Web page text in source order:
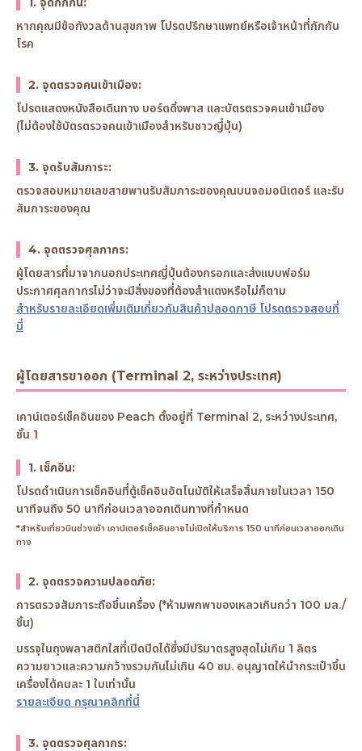
หากคุณมีข้อกังวลด้านสุขภาพ โปรดปรึกษาแพทย์หรือเจ้าหน้าที่กักกัน
โรค
2. จุดตรวจคนเข้าเมือง:
โปรดแสดงหนังสือเดินทาง บอร์ดดิ้งพาส และบัตรตรวจคนเข้าเมือง
(ไม่ต้องใช้บัตรตรวจคนเข้าเมืองสำหรับชาวญี่ปุ่น)
3. จุดรับสัมภาระ:
ตรวจสอบหมายเลขสายพานรับสัมภาระของคุณบนจอมอนิเตอร์ และรับ
สัมภาระของคุณ
4. จุดตรวจศุลกากร:
ผู้โดยสารที่มาจากนอกประเทศญี่ปุ่นต้องกรอกและส่งแบบฟอร์ม
ประกาศศุลกากรไม่ว่าจะมีสิ่งของที่ต้องสำแดงหรือไม่ก็ตาม
สำหรับรายละเอียดเพิ่มเติมเกี่ยวกับสินค้าปลอดภาษี โปรดตรวจสอบที่
นี่
ผู้โดยสารขาออก (Terminal 2, ระหว่างประเทศ)
เคาน์เตอร์เช็คอินของ Peach ตั้งอยู่ที่ Terminal 2, ระหว่างประเทศ,
ชั้น 1
1. เช็คอิน:
โปรดดำเนินการเช็คอินที่ตู้เช็คอินอัตโนมัติให้เสร็จสิ้นภายในเวลา 150
นาทีจนถึง 50 นาทีก่อนเวลาออกเดินทางที่กำหนด
*สำหรับเที่ยวบินช่วงเช้า เคาน์เตอร์เช็คอินอาจไม่เปิดให้บริการ 150 นาทีก่อนเวลาออกเดิน
ทาง
2. จุดตรวจความปลอดภัย:
การตรวจสัมภาระถือขึ้นเครื่อง (*ห้ามพกพาของเหลวเกินกว่า 100 มล./
ชิ้น)
บรรจุในถุงพลาสติกใสที่เปิดปิดได้ซึ่งมีปริมาตรสูงสุดไม่เกิน 1 ลิตร
ความยาวและความกว้างรวมกันไม่เกิน 40 ซม. อนุญาตให้นำกระเป๋าขึ้น
เครื่องได้คนละ 1 ใบเท่านั้น
รายละเอียด กรุณาคลิกที่นี่
3. จุดตรวจศุลกากร: